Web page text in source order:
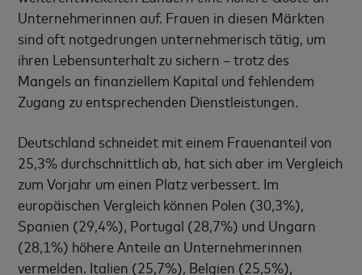
Unternehmerinnen auf. Frauen in diesen Märkten
sind oft notgedrungen unternehmerisch tätig, um
ihren Lebensunterhalt zu sichern – trotz des
Mangels an finanziellem Kapital und fehlendem
Zugang zu entsprechenden Dienstleistungen.
Deutschland schneidet mit einem Frauenanteil von
25,3% durchschnittlich ab, hat sich aber im Vergleich
zum Vorjahr um einen Platz verbessert. Im
europäischen Vergleich können Polen (30,3%),
Spanien (29,4%), Portugal (28,7%) und Ungarn
(28,1%) höhere Anteile an Unternehmerinnen
vermelden. Italien (25,7%), Belgien (25,5%),